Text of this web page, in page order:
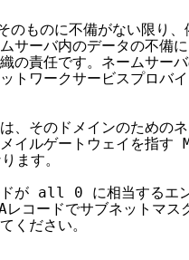
のものに不備がない限り、
サーバ内のデータの不備
の責任です。ネームサー
トワークサービスプロバ
、そのドメインのための
イルゲートウェイを指す
ます。
ドが all 0 に相当するエ
レコードでサブネットマス
ください。